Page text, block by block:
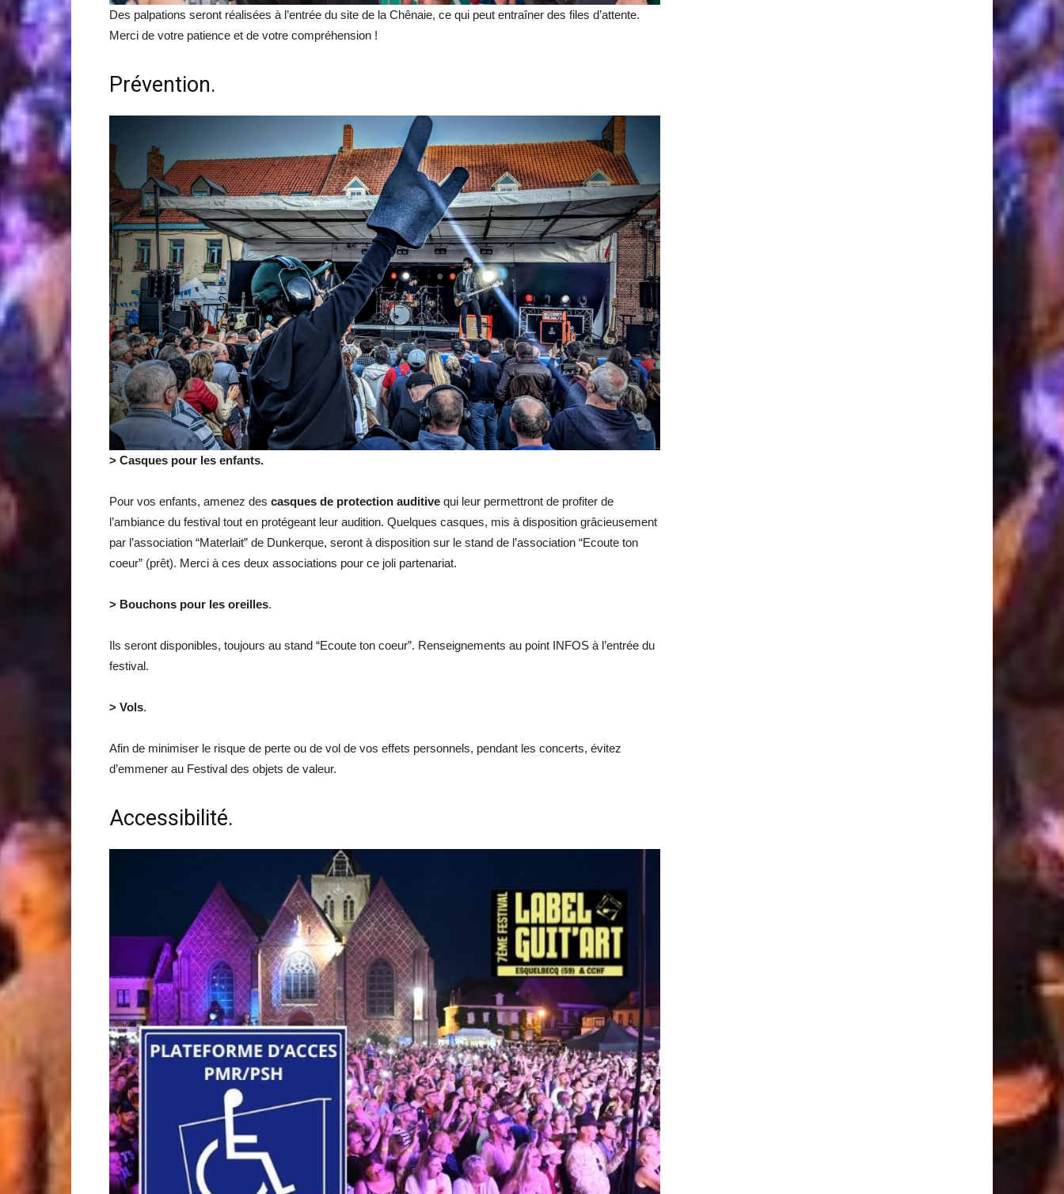
Des palpations seront réalisées à l’entrée du site de la Chênaie, ce qui peut entraîner des files d’attente.
Merci de votre patience et de votre compréhension !
Prévention.
> Casques pour les enfants.
Pour vos enfants, amenez des casques de protection auditive qui leur permettront de profiter de
l’ambiance du festival tout en protégeant leur audition. Quelques casques, mis à disposition grâcieusement
par l’association “Materlait” de Dunkerque, seront à disposition sur le stand de l’association “Ecoute ton
coeur” (prêt). Merci à ces deux associations pour ce joli partenariat.
> Bouchons pour les oreilles.
Ils seront disponibles, toujours au stand “Ecoute ton coeur”. Renseignements au point INFOS à l’entrée du
festival.
> Vols.
Afin de minimiser le risque de perte ou de vol de vos effets personnels, pendant les concerts, évitez
d’emmener au Festival des objets de valeur.
Accessibilité.